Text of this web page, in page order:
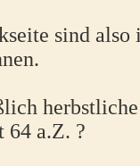
sind
64 a.Z. ?